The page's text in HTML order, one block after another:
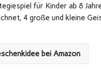
für Kinder ab 8
4 große und kleine
bei Amazon